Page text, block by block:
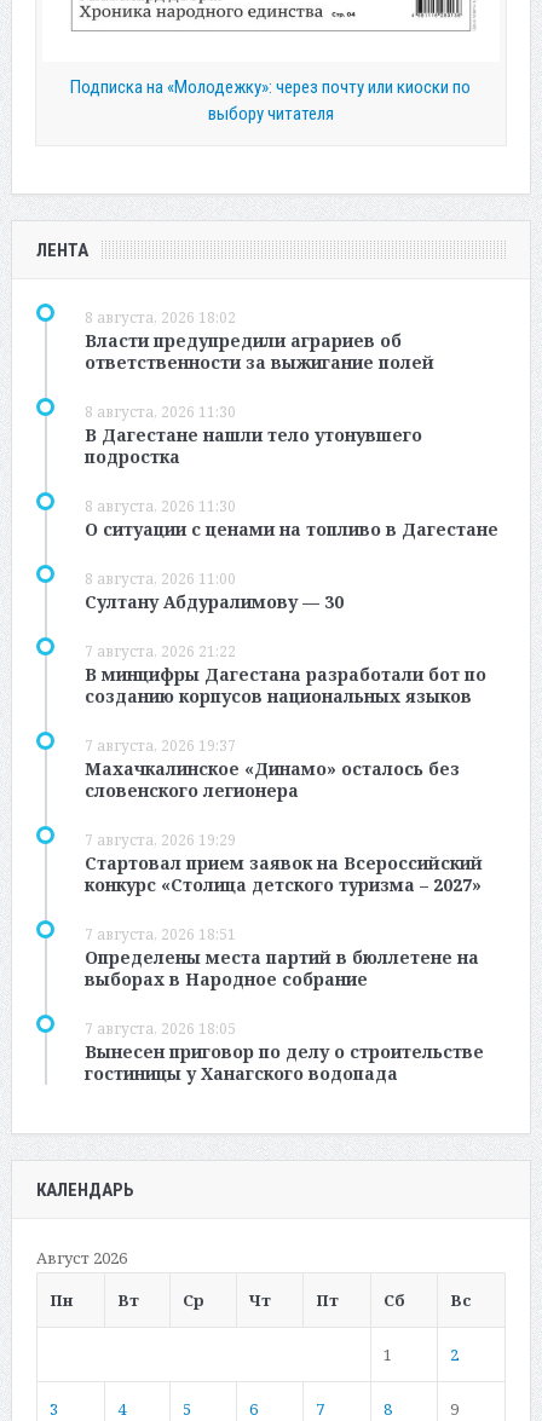
Подписка на «Молодежку»: через почту или киоски по
выбору читателя
ЛЕНТА
8 августа, 2026 18:02
Власти предупредили аграриев об
ответственности за выжигание полей
8 августа, 2026 11:30
В Дагестане нашли тело утонувшего
подростка
8 августа, 2026 11:30
О ситуации с ценами на топливо в Дагестане
8 августа, 2026 11:00
Султану Абдуралимову — 30
7 августа, 2026 21:22
В минцифры Дагестана разработали бот по
созданию корпусов национальных языков
7 августа, 2026 19:37
Махачкалинское «Динамо» осталось без
словенского легионера
7 августа, 2026 19:29
Стартовал прием заявок на Всероссийский
конкурс «Столица детского туризма – 2027»
7 августа, 2026 18:51
Определены места партий в бюллетене на
выборах в Народное собрание
7 августа, 2026 18:05
Вынесен приговор по делу о строительстве
гостиницы у Ханагского водопада
КАЛЕНДАРЬ
Август 2026
Пн
Вт Ср Чт Пт Сб Вс
1 2
3 4 5 6 7 8 9